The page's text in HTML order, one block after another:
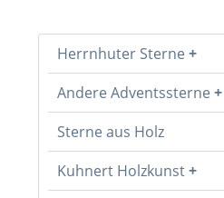
Herrnhuter Sterne
Andere Adventssterne
Sterne aus Holz
Kuhnert Holzkunst